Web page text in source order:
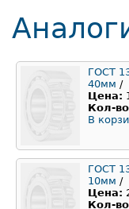
ГОСТ
40мм /
Цена:
Кол-
В
ГОСТ
10мм /
Цена:
Кол-